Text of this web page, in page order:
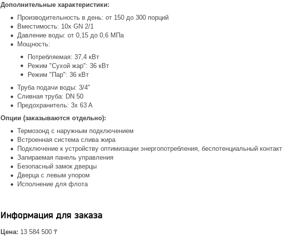
Дополнительные характеристики:
Производительность в день: от 150 до 300 порций
Вместимость: 10х GN 2/1
Давление воды: от 0,15 до 0,6 МПа
Мощность:
Потребляемая: 37,4 кВт
Режим "Сухой жар": 36 кВт
Режим "Пар": 36 кВт
Труба подачи воды: 3/4"
Сливная труба: DN 50
Предохранитель: 3x 63 A
Опции (заказываются отдельно):
Термозонд с наружным подключением
Встроенная система слива жира
Подключение к устройству оптимизации энергопотребления, беспотенциальный контакт
Запираемая панель управления
Безопасный замок дверцы
Дверца с левым упором
Исполнение для флота
Информация для заказа
Цена: 13 584 500 ₸